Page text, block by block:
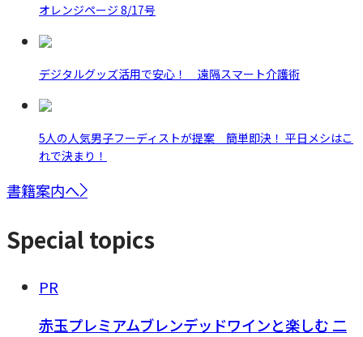
オレンジページ 8/17号
デジタルグッズ活用で安心！ 遠隔スマート介護術
5人の人気男子フーディストが提案 簡単即決！ 平日メシはこ
れで決まり！
書籍案内へ
Special topics
PR
赤玉プレミアムブレンデッドワインと楽しむ 二